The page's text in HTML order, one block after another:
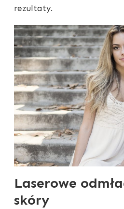
rezultaty.
Laserowe
skóry